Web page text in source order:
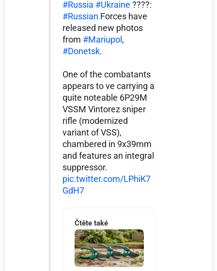
#Russia #Ukraine ????:
#Russian Forces have
released new photos
from #Mariupol ,
#Donetsk.
One of the combatants
appears to ve carrying a
quite noteable 6P29M
VSSM Vintorez sniper
rifle (modernized
variant of VSS),
chambered in 9x39mm
and features an integral
suppressor.
pic.twitter.com/LPhiK7
GdH7
Čtěte také